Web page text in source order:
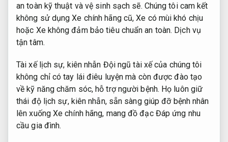
an toàn kỹ thuật và vệ sinh sạch sẽ. Chúng tôi cam kết
không sử dụng Xe chính hãng cũ, Xe có mùi khó chịu
hoặc Xe không đảm bảo tiêu chuẩn an toàn. Dịch vụ
tận tâm.
Tài xế lịch sự, kiên nhẫn Đội ngũ tài xế của chúng tôi
không chỉ có tay lái điêu luyện mà còn được đào tạo
về kỹ năng chăm sóc, hỗ trợ người bệnh. Họ luôn giữ
thái độ lịch sự, kiên nhẫn, sẵn sàng giúp đỡ bệnh nhân
lên xuống Xe chính hãng, mang đồ đạc Đáp ứng nhu
cầu gia đình.